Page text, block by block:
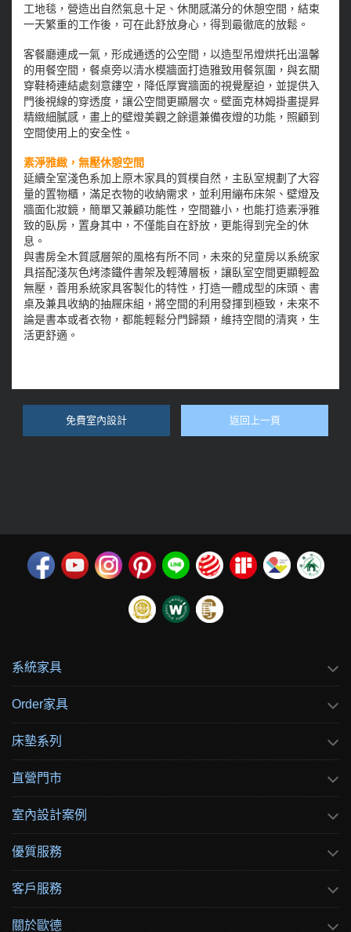
工地毯，營造出自然氣息十足、休閒感滿分的休憩空間，結束
一天繁重的工作後，可在此舒放身心，得到最徹底的放鬆。
客餐廳連成一氣，形成通透的公空間，以造型吊燈烘托出溫馨
的用餐空間，餐桌旁以清水模牆面打造雅致用餐氛圍，與玄關
穿鞋椅連結處刻意鏤空，降低厚實牆面的視覺壓迫，並提供入
門後視線的穿透度，讓公空間更顯層次。壁面克林姆掛畫提昇
精緻細膩感，畫上的壁燈美觀之餘還兼備夜燈的功能，照顧到
空間使用上的安全性。
素淨雅緻，無壓休憩空間
延續全室淺色系加上原木家具的質樸自然，主臥室規劃了大容
量的置物櫃，滿足衣物的收納需求，並利用繃布床架、壁燈及
牆面化妝鏡，簡單又兼顧功能性，空間雖小，也能打造素淨雅
致的臥房，置身其中，不僅能自在舒放，更能得到完全的休
息。
與書房全木質感層架的風格有所不同，未來的兒童房以系統家
具搭配淺灰色烤漆鐵件書架及輕薄層板，讓臥室空間更顯輕盈
無壓，善用系統家具客製化的特性，打造一體成型的床頭、書
桌及兼具收納的抽屜床組，將空間的利用發揮到極致，未來不
論是書本或者衣物，都能輕鬆分門歸類，維持空間的清爽，生
活更舒適。
免費室內設計 返回上一頁
系統家具
Order家具
床墊系列
直營門市
室內設計案例
優質服務
客戶服務
關於歐德